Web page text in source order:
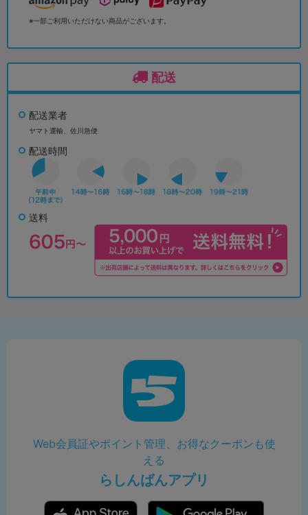
※一部ご利用いただけない商品がございます。
配送
配送業者
ヤマト運輸、佐川急便
配送時間
送料
Web会員証やポイント管理、お得なクーポンも使
える
らしんばんアプリ